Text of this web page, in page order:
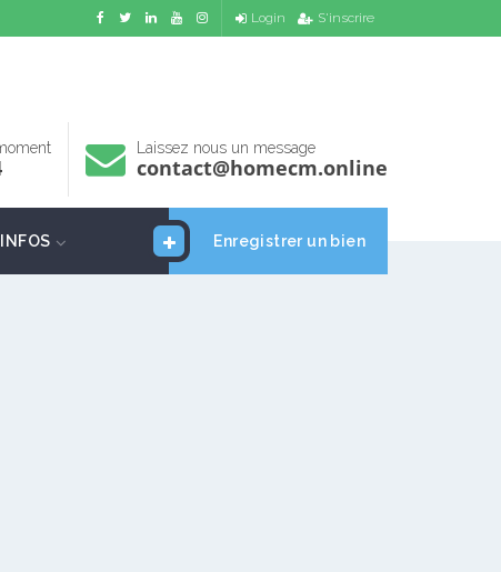
Login S'inscrire
Laissez nous un message
contact@homecm.online
Enregistrer un bien
INFOS